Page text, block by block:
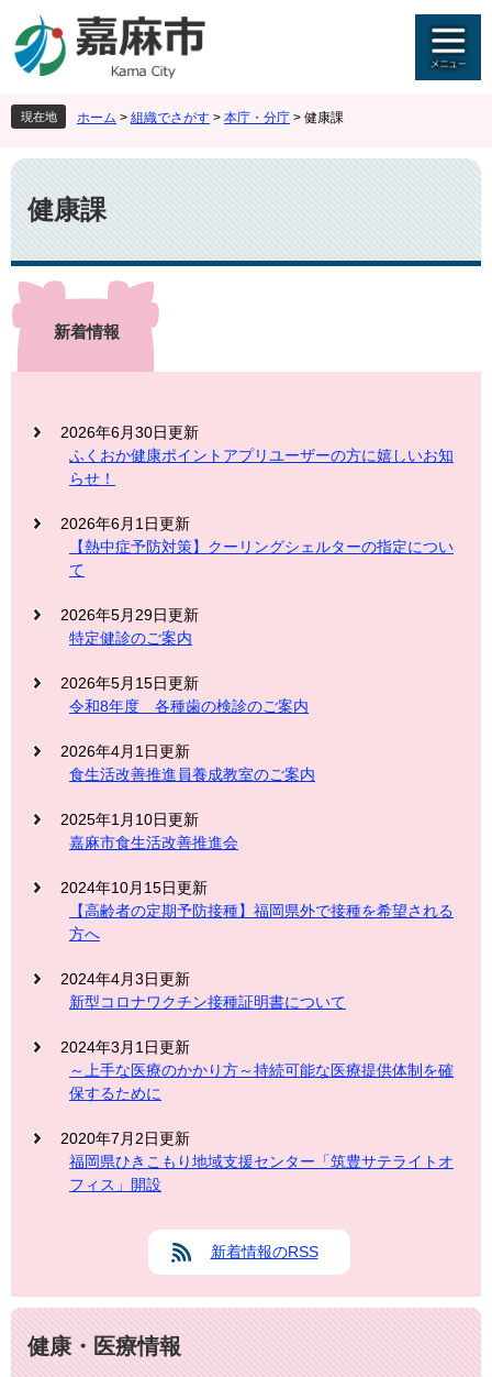
ジ
先
頭
す
。
ュ
を
飛
し
て
本
文
へ
現在地 ホーム > 組織でさがす > 本庁・分庁 > 健康課
本
文
健康課
新着情報
2026年6月30日更新
ふくおか健康ポイントアプリユーザーの方に嬉しいお知
らせ！
2026年6月1日更新
【熱中症予防対策】クーリングシェルターの指定につい
て
2026年5月29日更新
特定健診のご案内
2026年5月15日更新
令和8年度 各種歯の検診のご案内
2026年4月1日更新
食生活改善推進員養成教室のご案内
2025年1月10日更新
嘉麻市食生活改善推進会
2024年10月15日更新
【高齢者の定期予防接種】福岡県外で接種を希望される
方へ
2024年4月3日更新
新型コロナワクチン接種証明書について
2024年3月1日更新
～上手な医療のかかり方～持続可能な医療提供体制を確
保するために
2020年7月2日更新
福岡県ひきこもり地域支援センター「筑豊サテライトオ
フィス」開設
新着情報のRSS
健康・医療情報